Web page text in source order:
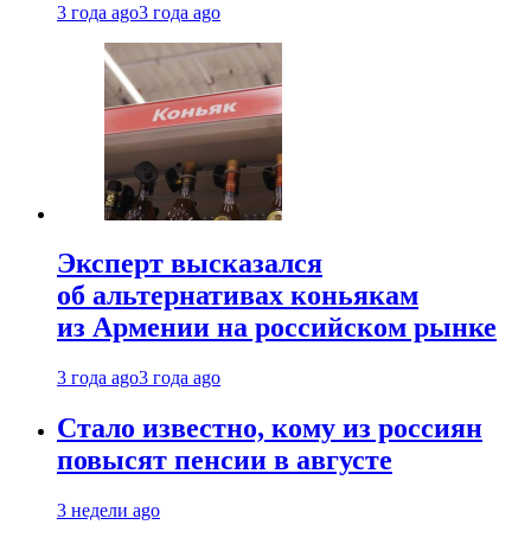
3 года ago3 года ago
Эксперт высказался
об альтернативах коньякам
из Армении на российском рынке
3 года ago3 года ago
Стало известно, кому из россиян
повысят пенсии в августе
3 недели ago